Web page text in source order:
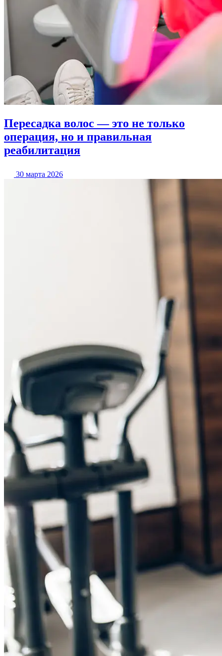
Пересадка волос — это не только
операция, но и правильная
реабилитация
30 марта 2026